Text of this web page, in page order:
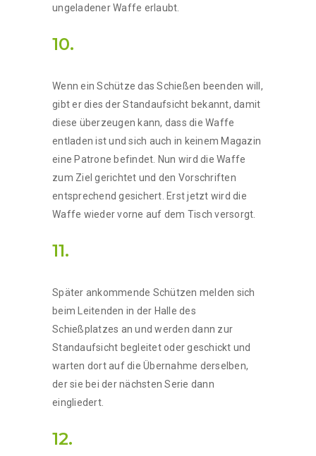
ungeladener Waffe erlaubt.
10.
Wenn ein Schütze das Schießen beenden will,
gibt er dies der Standaufsicht bekannt, damit
diese überzeugen kann, dass die Waffe
entladen ist und sich auch in keinem Magazin
eine Patrone befindet. Nun wird die Waffe
zum Ziel gerichtet und den Vorschriften
entsprechend gesichert. Erst jetzt wird die
Waffe wieder vorne auf dem Tisch versorgt.
11.
Später ankommende Schützen melden sich
beim Leitenden in der Halle des
Schießplatzes an und werden dann zur
Standaufsicht begleitet oder geschickt und
warten dort auf die Übernahme derselben,
der sie bei der nächsten Serie dann
eingliedert.
12.